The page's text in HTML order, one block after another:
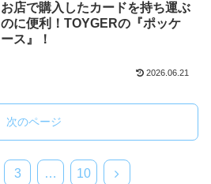
お店で購入したカードを持ち運ぶ
のに便利！TOYGERの『ポッケ
ース』！
2026.06.21
次のページ
3 … 10